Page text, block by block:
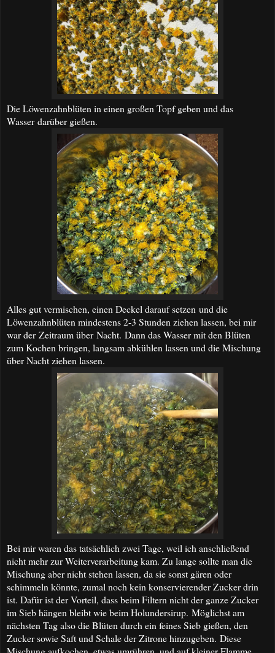
Die Löwenzahnblüten in einen großen Topf geben und das
Wasser darüber gießen.
Alles gut vermischen, einen Deckel darauf setzen und die
Löwenzahnblüten mindestens 2-3 Stunden ziehen lassen, bei mir
war der Zeitraum über Nacht. Dann das Wasser mit den Blüten
zum Kochen bringen, langsam abkühlen lassen und die Mischung
über Nacht ziehen lassen.
Bei mir waren das tatsächlich zwei Tage, weil ich anschließend
nicht mehr zur Weiterverarbeitung kam. Zu lange sollte man die
Mischung aber nicht stehen lassen, da sie sonst gären oder
schimmeln könnte, zumal noch kein konservierender Zucker drin
ist. Dafür ist der Vorteil, dass beim Filtern nicht der ganze Zucker
im Sieb hängen bleibt wie beim Holundersirup. Möglichst am
nächsten Tag also die Blüten durch ein feines Sieb gießen, den
Zucker sowie Saft und Schale der Zitrone hinzugeben. Diese